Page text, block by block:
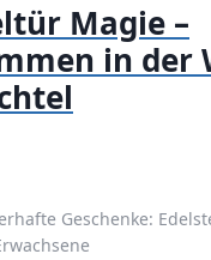
Magie –
in der
Geschenke: